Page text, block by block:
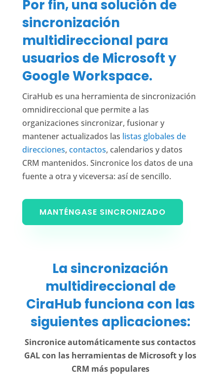
Por fin, una solución de
sincronización
multidireccional para
usuarios de Microsoft y
Google Workspace.
CiraHub es una herramienta de sincronización
omnidireccional que permite a las
organizaciones sincronizar, fusionar y
mantener actualizados las listas globales de
direcciones, contactos, calendarios y datos
CRM mantenidos. Sincronice los datos de una
fuente a otra y viceversa: así de sencillo.
MANTÉNGASE SINCRONIZADO
La sincronización
multidireccional de
CiraHub funciona con las
siguientes aplicaciones:
Sincronice automáticamente sus contactos
GAL con las herramientas de Microsoft y los
CRM más populares